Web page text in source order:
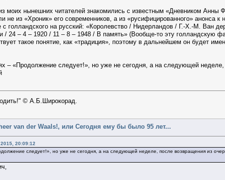
моих нынешних читателей знакомились с известным «Дневником Анны
не из «Хроник» его современников, а из «русифицированного» анонса
с голландского на русский: «Королевство / Нидерландов / Г.-Х.-М. Ван
/ 24 – 4 – 1920 / 11 – 8 – 1948 / В память» (Вообще-то эту голландскую
такое понятие, как «традиция», поэтому в дальнейшем он будет
– «Продолжение следует!», но уже не сегодня, а на следующей
© А.Б.Широкорад.
van der Waals!, или Сегодня ему бы было 95 лет...
20:09:12
следует!», но уже не сегодня, а на следующей неделе, после возвращения из